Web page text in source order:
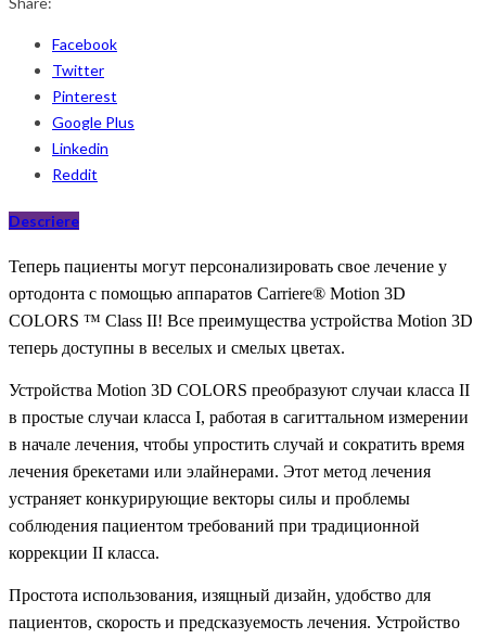
Facebook
Twitter
Pinterest
Google Plus
Linkedin
Reddit
Descriere
Теперь пациенты могут персонализировать свое лечение у
ортодонта с помощью аппаратов Carriere® Motion 3D
COLORS ™ Class II! Все преимущества устройства Motion 3D
теперь доступны в веселых и смелых цветах.
Устройства Motion 3D COLORS преобразуют случаи класса II
в простые случаи класса I, работая в сагиттальном измерении
в начале лечения, чтобы упростить случай и сократить время
лечения брекетами или элайнерами. Этот метод лечения
устраняет конкурирующие векторы силы и проблемы
соблюдения пациентом требований при традиционной
коррекции II класса.
Простота использования, изящный дизайн, удобство для
пациентов, скорость и предсказуемость лечения. Устройство